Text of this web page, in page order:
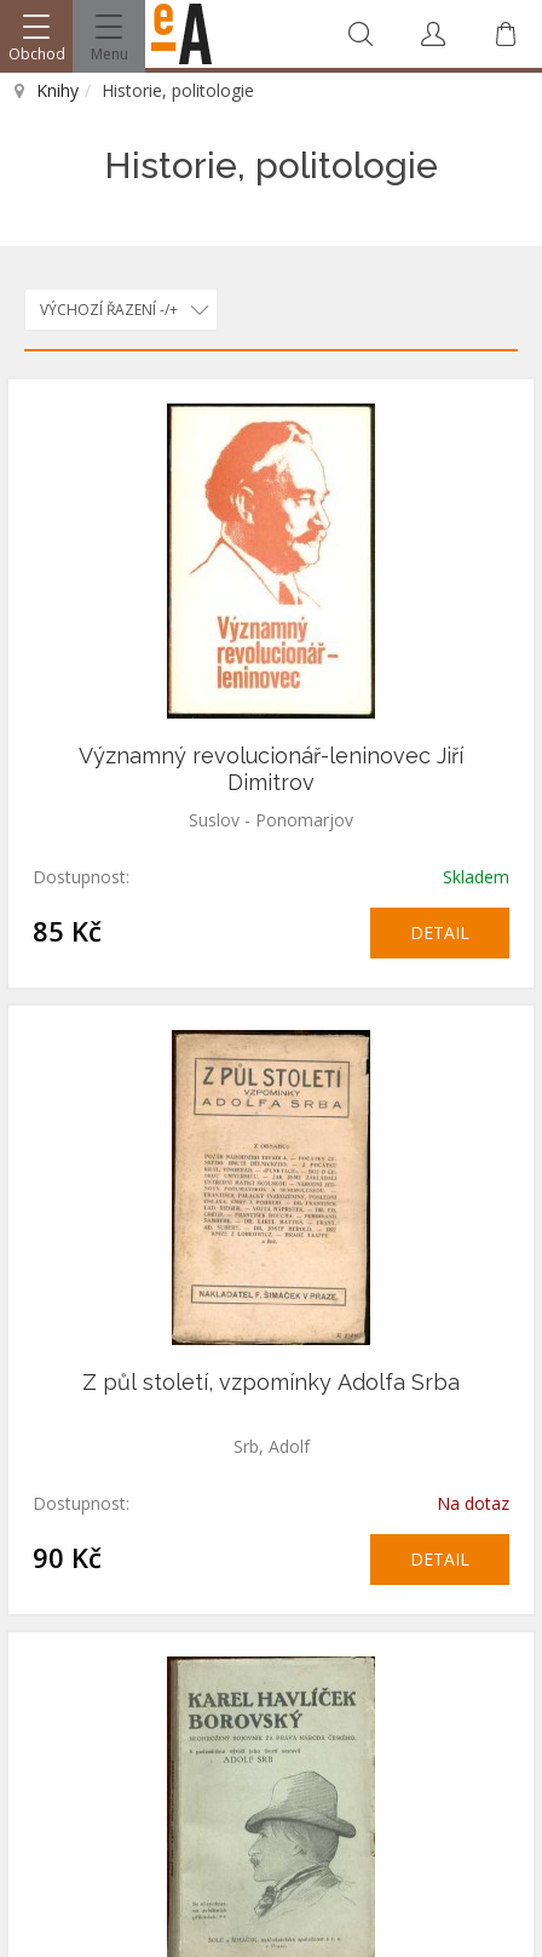
Obchod Menu
Knihy Historie, politologie
Historie, politologie
VÝCHOZÍ ŘAZENÍ -/+
Významný revolucionář-leninovec Jiří
Dimitrov
Suslov - Ponomarjov
Dostupnost: Skladem
85 Kč DETAIL
Z půl století, vzpomínky Adolfa Srba
Srb, Adolf
Dostupnost: Na dotaz
90 Kč DETAIL